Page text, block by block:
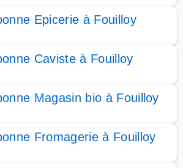
Epicerie à Fouilloy
Caviste à Fouilloy
Magasin bio à Fouilloy
Fromagerie à Fouilloy